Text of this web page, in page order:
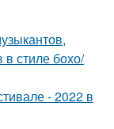
в стиле бохо/
- 2022 в